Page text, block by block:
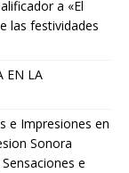
a «El
las festividades
EN LA
e Impresiones en
Sonora
e